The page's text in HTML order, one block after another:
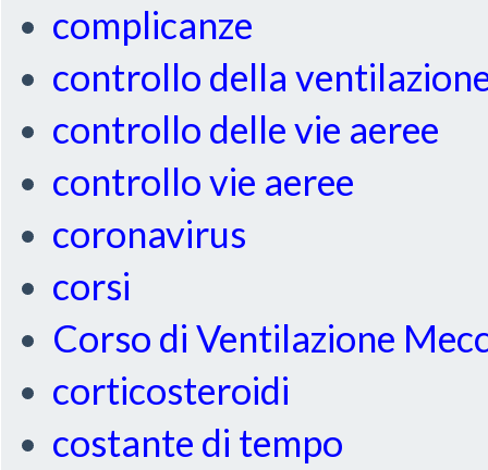
complicanze
controllo della
controllo delle vie aeree
controllo vie aeree
coronavirus
corsi
Corso di Ventilazione
corticosteroidi
costante di tempo